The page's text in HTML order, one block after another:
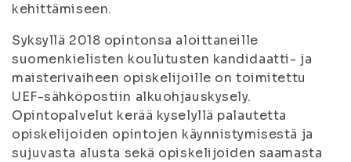
kehittämiseen.
Syksyllä 2018 opintonsa aloittaneille
suomenkielisten koulutusten kandidaatti- ja
maisterivaiheen opiskelijoille on toimitettu
UEF-sähköpostiin alkuohjauskysely.
Opintopalvelut kerää kyselyllä palautetta
opiskelijoiden opintojen käynnistymisestä ja
sujuvasta alusta sekä opiskelijoiden saamasta